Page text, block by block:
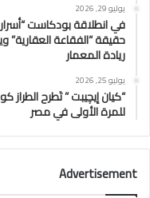
يوليو 29, 2026
في انطلاقة بودكاست “أسرار
حقيقة “الفقاعة
ريادة المعمار
يوليو 25, 2026
للمرة الأولى في مصر
Advertisement